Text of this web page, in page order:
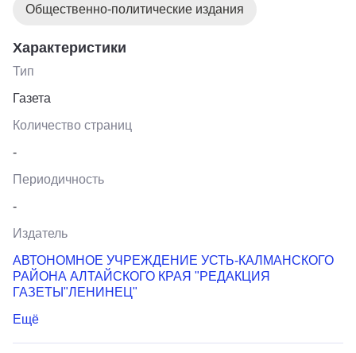
Общественно-политические издания
Характеристики
Тип
Газета
Количество страниц
-
Периодичность
-
Издатель
АВТОНОМНОЕ УЧРЕЖДЕНИЕ УСТЬ-КАЛМАНСКОГО
РАЙОНА АЛТАЙСКОГО КРАЯ "РЕДАКЦИЯ
ГАЗЕТЫ"ЛЕНИНЕЦ"
Ещё